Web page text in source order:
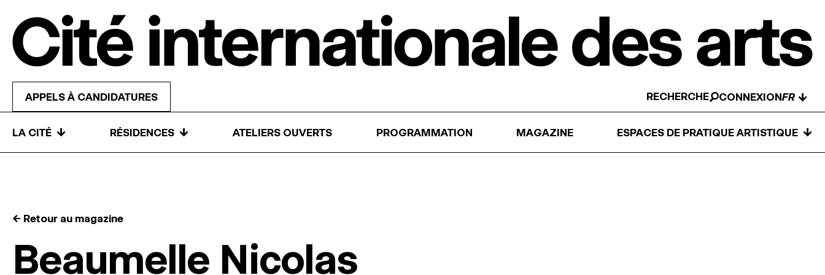
APPELS À CANDIDATURES RECHERCHE CONNEXION ↓
LA CITÉ ↓ RÉSIDENCES ↓ ATELIERS OUVERTS PROGRAMMATION MAGAZINE ESPACES DE PRATIQUE ARTISTIQUE ↓
← Retour au magazine
Beaumelle Nicolas